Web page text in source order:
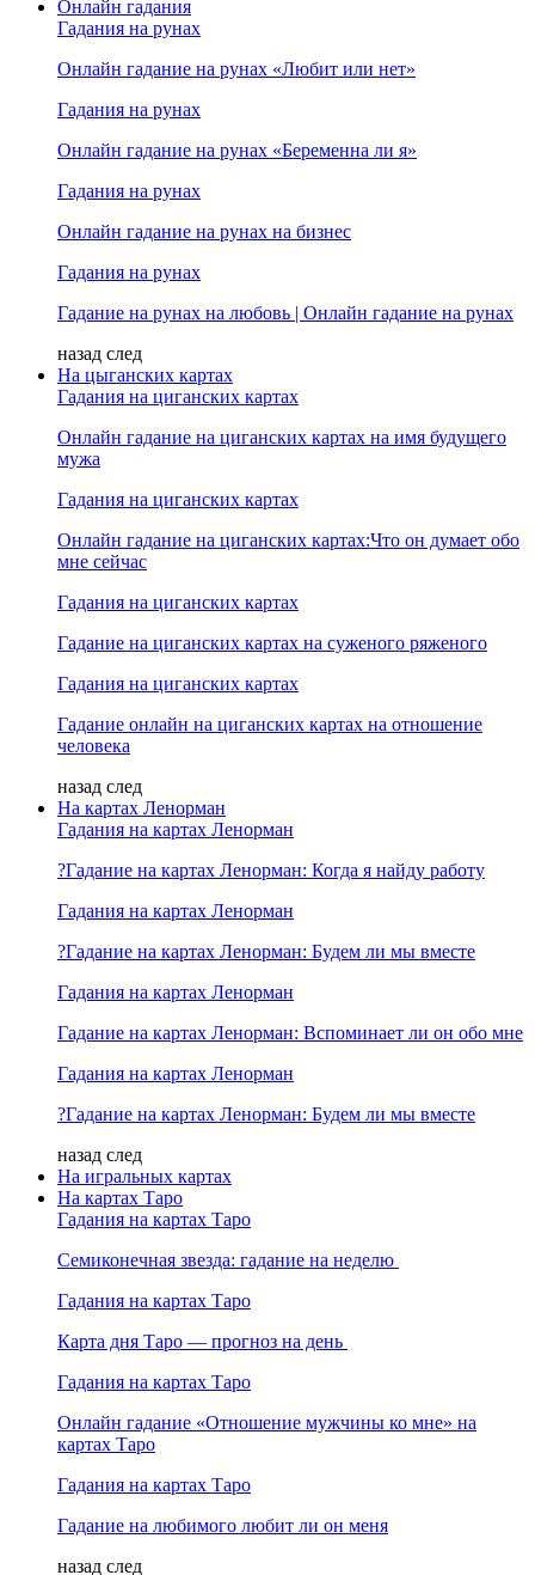
Онлайн гадания
Гадания на рунах
Онлайн гадание на рунах «Любит или нет»
Гадания на рунах
Онлайн гадание на рунах «Беременна ли я»
Гадания на рунах
Онлайн гадание на рунах на бизнес
Гадания на рунах
Гадание на рунах на любовь | Онлайн гадание на рунах
назад след
На цыганских картах
Гадания на циганских картах
Онлайн гадание на циганских картах на имя будущего
мужа
Гадания на циганских картах
Онлайн гадание на циганских картах:Что он думает обо
мне сейчас
Гадания на циганских картах
Гадание на циганских картах на суженого ряженого
Гадания на циганских картах
Гадание онлайн на циганских картах на отношение
человека
назад след
На картах Ленорман
Гадания на картах Ленорман
?Гадание на картах Ленорман: Когда я найду работу
Гадания на картах Ленорман
?Гадание на картах Ленорман: Будем ли мы вместе
Гадания на картах Ленорман
Гадание на картах Ленорман: Вспоминает ли он обо мне
Гадания на картах Ленорман
?Гадание на картах Ленорман: Будем ли мы вместе
назад след
На игральных картах
На картах Таро
Гадания на картах Таро
Семиконечная звезда: гадание на неделю
Гадания на картах Таро
Карта дня Таро — прогноз на день
Гадания на картах Таро
Онлайн гадание «Отношение мужчины ко мне» на
картах Таро
Гадания на картах Таро
Гадание на любимого любит ли он меня
назад след